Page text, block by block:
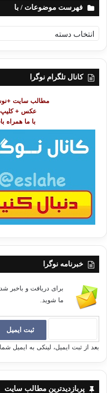
فهرست موضوعات / با
ه
ر
کانال تلگرام نوگرا
مطالب سایت
عکس +
با ما همراه
خبرنامه نوگرا
برای دریافت و باخبر
ما شوید.
بعد از ثبت ایمیل، لینکی به ایمیل
پربازدیدترین مطالب سایت